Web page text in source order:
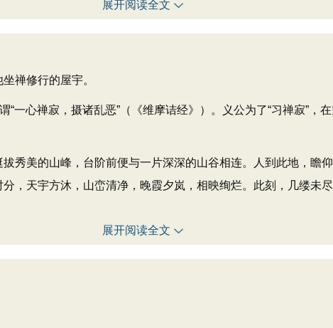
展开阅读全文
禅修行的屋宇。
心禅寂，摄诸乱恶”（《维摩诘经》）。义公为了“习禅寂”，
美的山峰，台阶前便与一片深深的山谷相连。人到此地，瞻
，天宇方沐，山峦清净，晚霞夕岚，相映绚烂。此刻，几缕未
展开阅读全文